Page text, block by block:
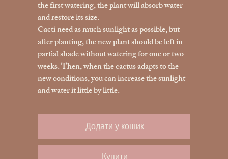
the first watering, the plant will absorb water
and restore its size.
Cacti need as much sunlight as possible, but
after planting, the new plant should be left in
partial shade without watering for one or two
weeks. Then, when the cactus adapts to the
new conditions, you can increase the sunlight
and water it little by little.
Додати у кошик
Купити